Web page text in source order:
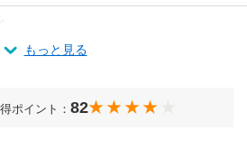
もっと見る
ポイント： 82